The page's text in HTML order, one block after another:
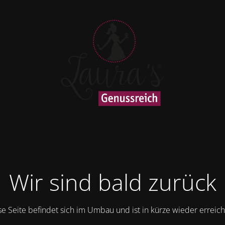
Wir sind bald zurück
Seite befindet sich im Umbau und ist in kürze wieder